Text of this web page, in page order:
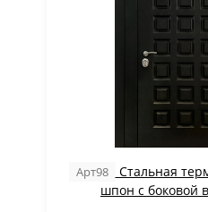
Арт98
Стальная
шпон с боковой